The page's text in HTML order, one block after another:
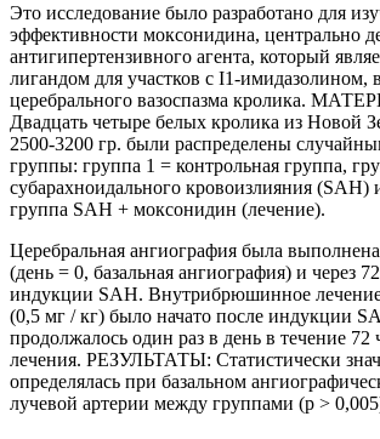
Это исследование было разработано для
эффективности моксонидина, центрально
антигипертензивного агента, который
лигандом для участков с I1-имидазолином,
церебрального вазоспазма кролика.
Двадцать четыре белых кролика из Новой
2500-3200 гр. были распределены
группы: группа 1 = контрольная группа,
субарахноидального кровоизлияния (SAH)
группа SAH + моксонидин (лечение).
Церебральная ангиография была
(день = 0, базальная ангиография) и через
индукции SAH. Внутрибрюшинное
(0,5 мг / кг) было начато после индукции
продолжалось один раз в день в течение 72
лечения. РЕЗУЛЬТАТЫ: Статистически
определялась при базальном
лучевой артерии между группами (p >